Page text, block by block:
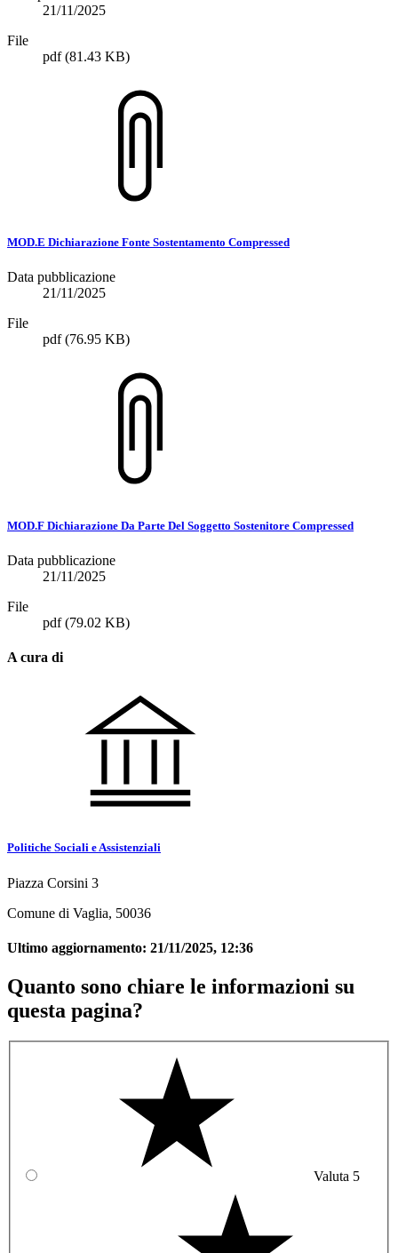
21/11/2025
File
pdf(81.43 KB)
MOD.E Dichiarazione Fonte Sostentamento Compressed
Data pubblicazione
21/11/2025
File
pdf(76.95 KB)
MOD.F Dichiarazione Da Parte Del Soggetto Sostenitore Compressed
Data pubblicazione
21/11/2025
File
pdf(79.02 KB)
A cura di
Politiche Sociali e Assistenziali
Piazza Corsini 3
Comune di Vaglia, 50036
Ultimo aggiornamento: 21/11/2025, 12:36
Quanto sono chiare le informazioni su
questa pagina?
Valuta 5